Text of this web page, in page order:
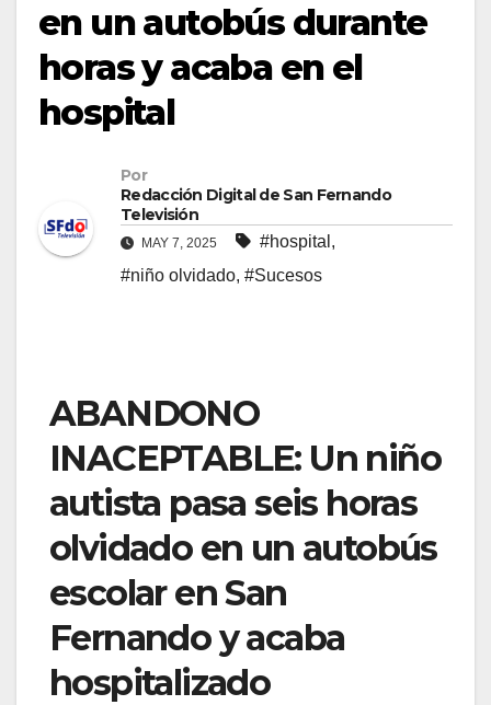
en un autobús durante
horas y acaba en el
hospital
Por
Redacción Digital de San Fernando
Televisión
MAY 7, 2025 #hospital ,
#niño olvidado, #Sucesos
ABANDONO
INACEPTABLE: Un niño
autista pasa seis horas
olvidado en un autobús
escolar en San
Fernando y acaba
hospitalizado